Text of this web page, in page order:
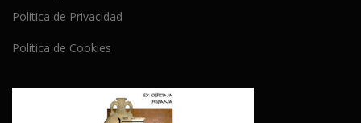
Política de Privacidad
Política de Cookies